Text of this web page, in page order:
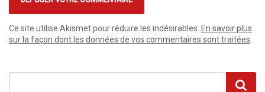
Ce site utilise Akismet pour réduire les indésirables. En savoir plus
sur la façon dont les données de vos commentaires sont traitées